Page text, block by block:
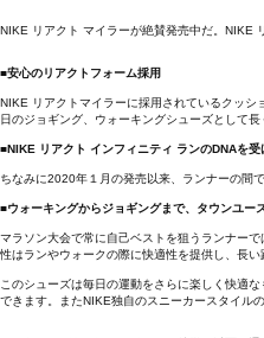
NIKE リアクト マイラーが絶賛発売中だ。NIKE
■安心のリアクトフォーム採用
NIKE リアクトマイラーに採用されているクッ
日のジョギング、ウォーキングシューズとして長
■NIKE リアクト インフィニティ ランのDNAを受
ちなみに2020年１月の発売以来、ランナーの間
■ウォーキングからジョギングまで、タウンユー
マラソン大会で常に自己ベストを狙うランナー
性はランやウォークの際に快適性を提供し、長い
このシューズは毎日の運動をさらに楽しく快適
できます。またNIKE独自のスニーカースタイル